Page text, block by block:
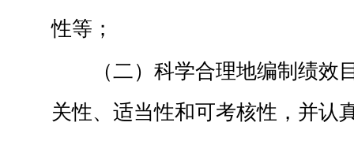
性等；
（二）科学合理地编制绩效
关性、适当性和可考核性，并认